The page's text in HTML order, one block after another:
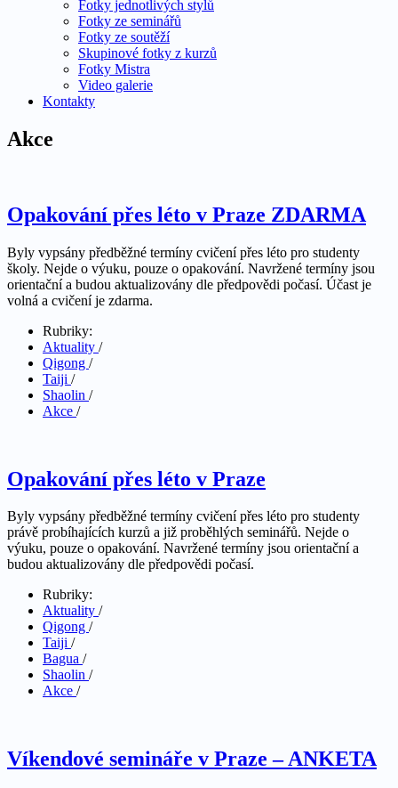
Fotky jednotlivých stylů
Fotky ze seminářů
Fotky ze soutěží
Skupinové fotky z kurzů
Fotky Mistra
Video galerie
Kontakty
Akce
Opakování přes léto v Praze ZDARMA
Byly vypsány předběžné termíny cvičení přes léto pro studenty
školy. Nejde o výuku, pouze o opakování. Navržené termíny jsou
orientační a budou aktualizovány dle předpovědi počasí. Účast je
volná a cvičení je zdarma.
Rubriky:
Aktuality /
Qigong /
Taiji /
Shaolin /
Akce /
Opakování přes léto v Praze
Byly vypsány předběžné termíny cvičení přes léto pro studenty
právě probíhajících kurzů a již proběhlých seminářů. Nejde o
výuku, pouze o opakování. Navržené termíny jsou orientační a
budou aktualizovány dle předpovědi počasí.
Rubriky:
Aktuality /
Qigong /
Taiji /
Bagua /
Shaolin /
Akce /
Víkendové semináře v Praze – ANKETA